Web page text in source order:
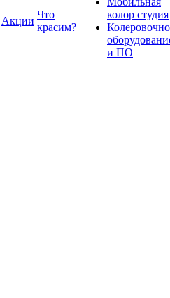
Акции
Что
красим?
колор студия
и ПО